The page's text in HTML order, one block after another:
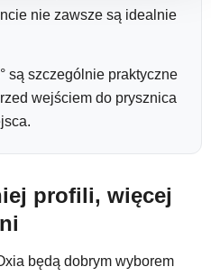
nie zawsze są idealnie
są szczególnie praktyczne
wejściem do prysznica
profili, więcej
będą dobrym wyborem